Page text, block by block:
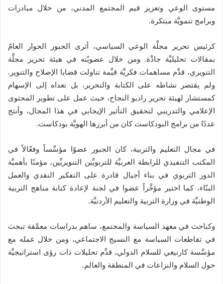
مستوى الوعي وتعزيز قيم المجتمع المدني، من خلال مبادرات
وبرامج تنمويَّة مبتكرة.
كرئيس تحرير مجلَّة الوعي السياسي، أثرى الجبور الحوار العامّ
بمقالات تحليليَّة جادَّة. ومن خلال عضويّته في هيئة تحرير مجلَّة
التنويري، قدَّم مساهمات فكريَّة قيِّمة تناولت قضايا الإصلاح والتنوير.
ولم يقتصر نشاطه على الكتابة والتحرير، بل تعداه إلى الإسهام
كمستشار لهيئة تحرير راديو النجاح، حيث عمل على تطوير المحتوى
الإعلامي والتدريبي لتحقيق التأثير الإيجابي في هذا المجال، وأنتج
عددًا من برامج البودكاست كان من أبرزها الهويَّة بودكاست.
في مجال التعليم والتربية، كان الجبور عضوًا مؤسِّساً وفعّالاً في
المكتب التنفيذي للرابطة العربيَّة للتربويِّين التنويريِّين، مؤمنًا بأهميَّة
الدور التربوي في بناء أجيال قادرة على التفكير النقدي والعمل
البنّاء، كما اختير مؤخَّراً عضوا في لجنة لإعادة كتابة مناهج التربية
الوطنيَّة في وزارة التربية والتعليم الأردنيَّة.
وكباحث في معهد السياسة والمجتمع، ساهم بدراسات معمَّقة تبحث
في تقاطعات السياسة مع النسيج الاجتماعي، ومن خلال عمله مع
مؤسَّسة كارنيغي للسلام الدولي، قدَّم تحليلات ذات رؤى استراتيجيَّة
حول السلام والنزاعات في المنطقة والعالم.